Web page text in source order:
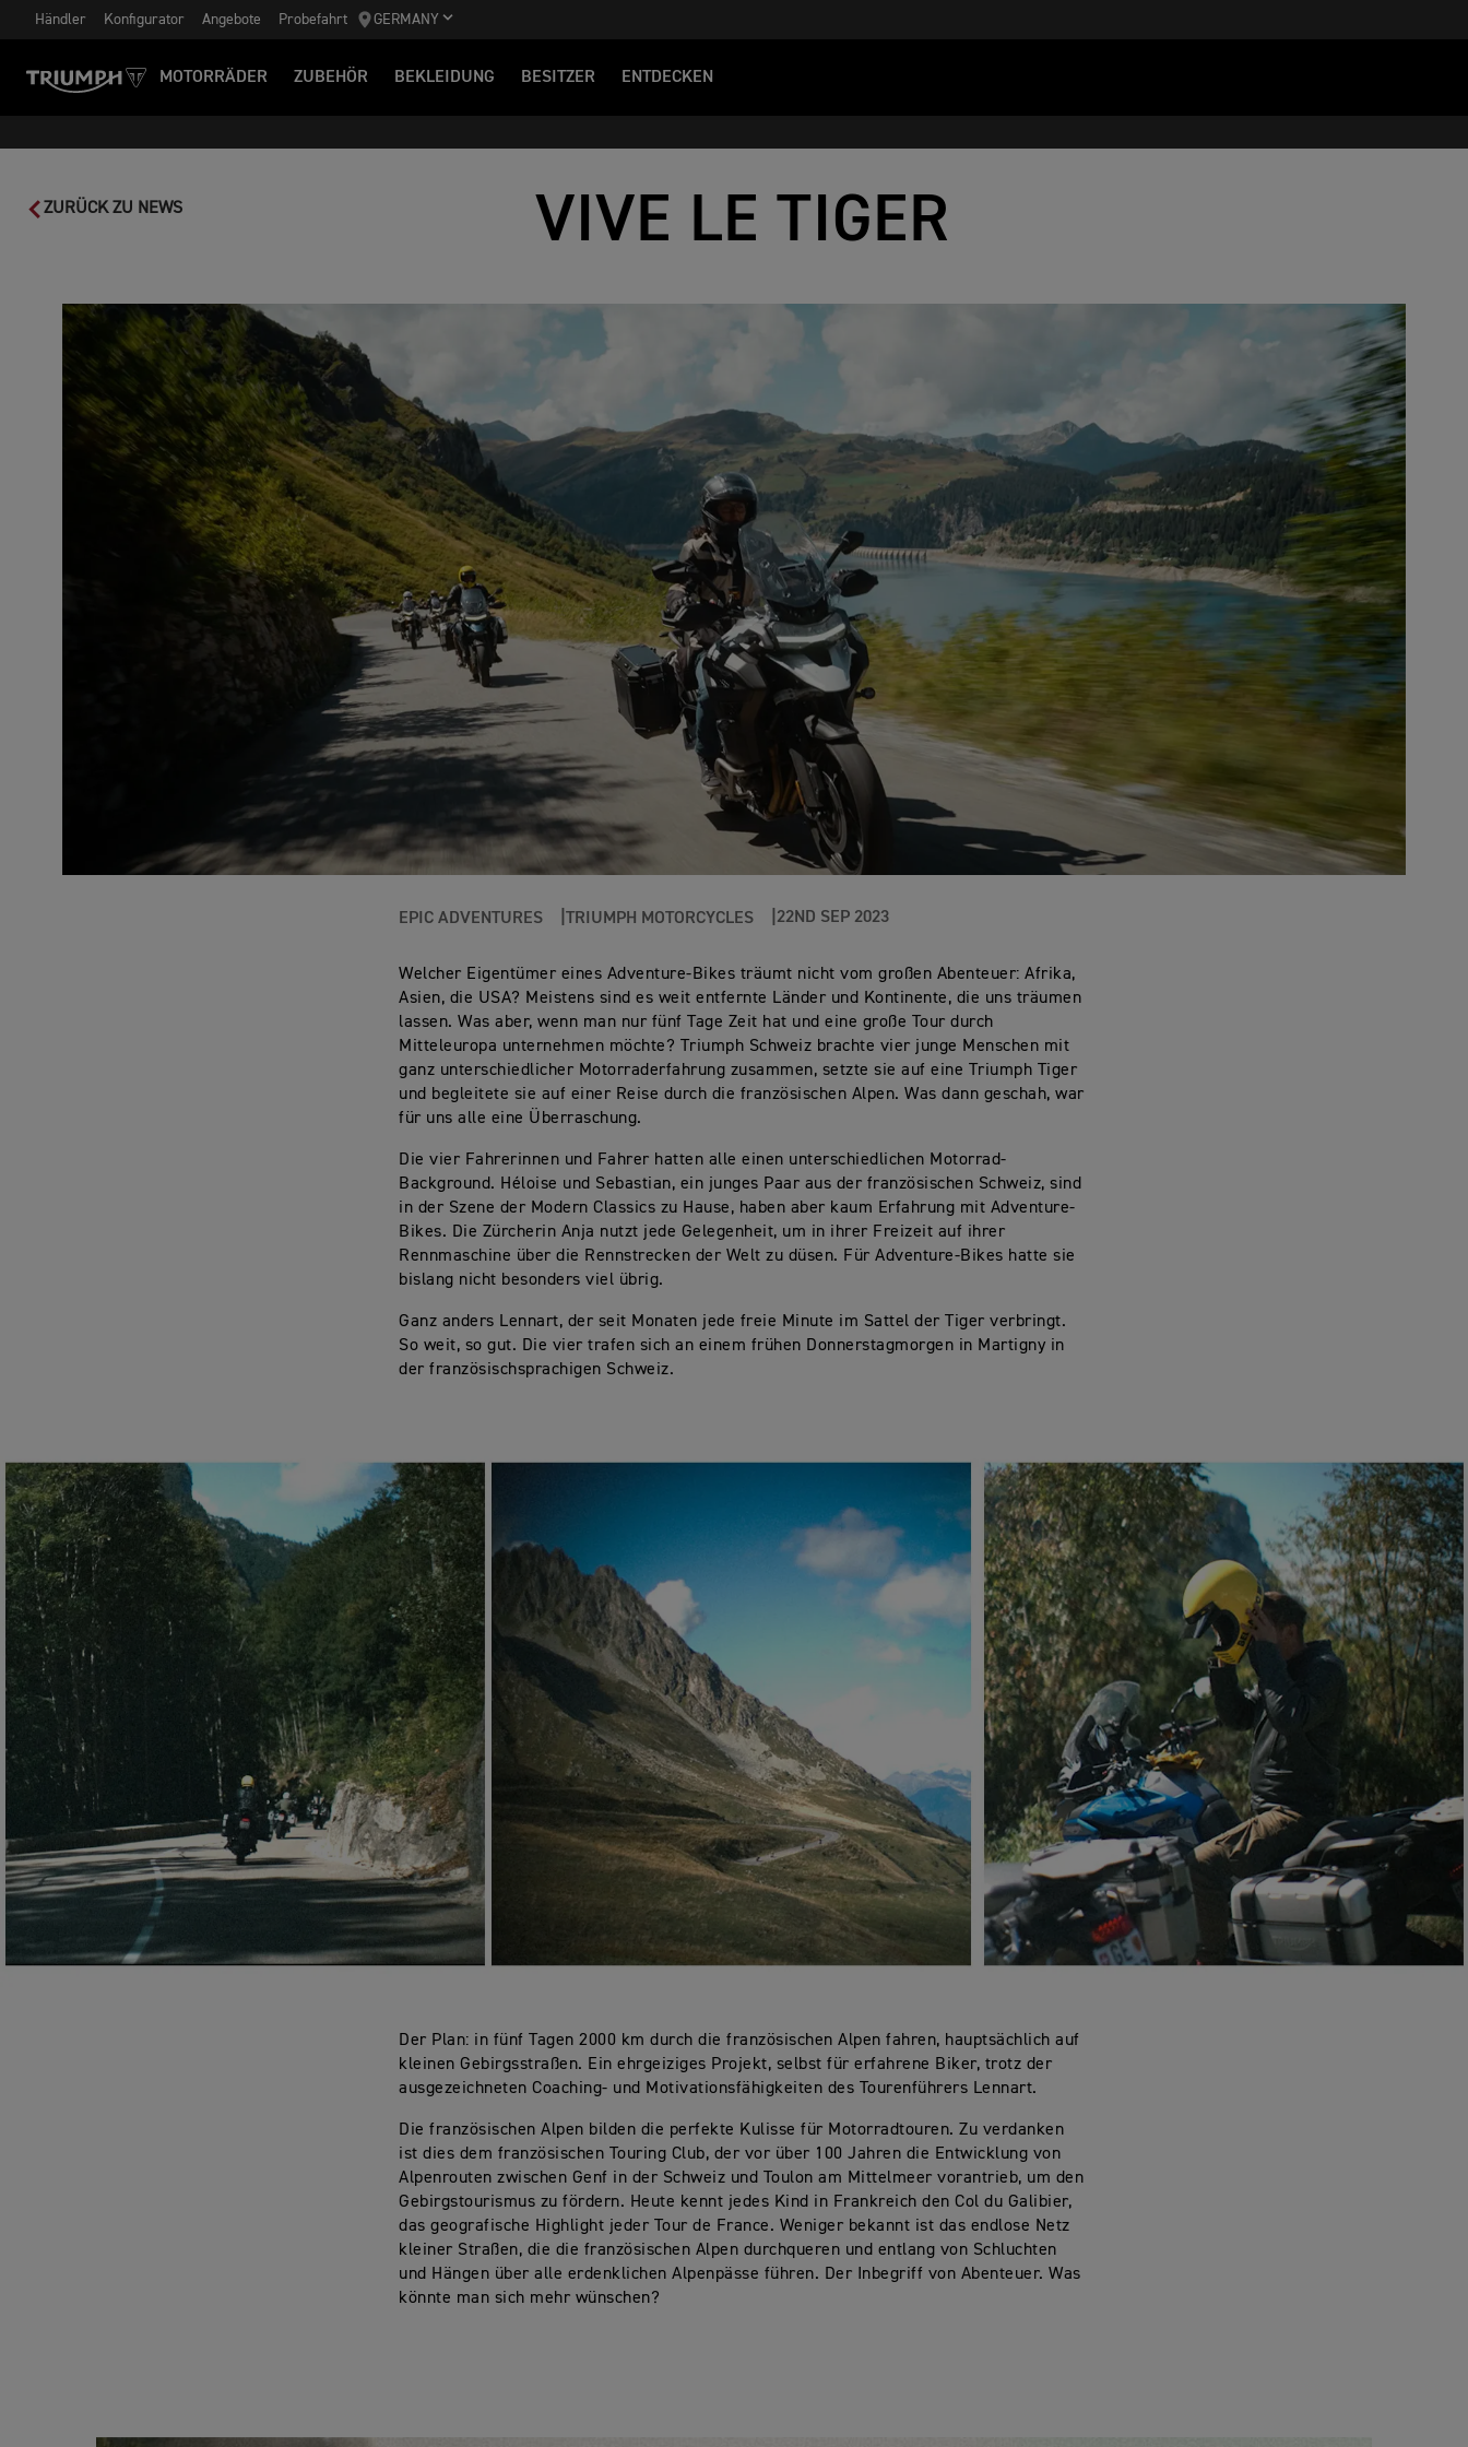
Händler Konfigurator Angebote Probefahrt GERMANY
MOTORRÄDER ZUBEHÖR BEKLEIDUNG BESITZER ENTDECKEN
ZURÜCK ZU NEWS VIVE LE TIGER
EPIC ADVENTURES TRIUMPH MOTORCYCLES 22ND SEP 2023
Welcher Eigentümer eines Adventure-Bikes träumt nicht vom großen Abenteuer: Afrika,
Asien, die USA? Meistens sind es weit entfernte Länder und Kontinente, die uns träumen
lassen. Was aber, wenn man nur fünf Tage Zeit hat und eine große Tour durch
Mitteleuropa unternehmen möchte? Triumph Schweiz brachte vier junge Menschen mit
ganz unterschiedlicher Motorraderfahrung zusammen, setzte sie auf eine Triumph Tiger
und begleitete sie auf einer Reise durch die französischen Alpen. Was dann geschah, war
für uns alle eine Überraschung.
Die vier Fahrerinnen und Fahrer hatten alle einen unterschiedlichen Motorrad-
Background. Héloise und Sebastian, ein junges Paar aus der französischen Schweiz, sind
in der Szene der Modern Classics zu Hause, haben aber kaum Erfahrung mit Adventure-
Bikes. Die Zürcherin Anja nutzt jede Gelegenheit, um in ihrer Freizeit auf ihrer
Rennmaschine über die Rennstrecken der Welt zu düsen. Für Adventure-Bikes hatte sie
bislang nicht besonders viel übrig.
Ganz anders Lennart, der seit Monaten jede freie Minute im Sattel der Tiger verbringt.
So weit, so gut. Die vier trafen sich an einem frühen Donnerstagmorgen in Martigny in
der französischsprachigen Schweiz.
Der Plan: in fünf Tagen 2000 km durch die französischen Alpen fahren, hauptsächlich auf
kleinen Gebirgsstraßen. Ein ehrgeiziges Projekt, selbst für erfahrene Biker, trotz der
ausgezeichneten Coaching- und Motivationsfähigkeiten des Tourenführers Lennart.
Die französischen Alpen bilden die perfekte Kulisse für Motorradtouren. Zu verdanken
ist dies dem französischen Touring Club, der vor über 100 Jahren die Entwicklung von
Alpenrouten zwischen Genf in der Schweiz und Toulon am Mittelmeer vorantrieb, um den
Gebirgstourismus zu fördern. Heute kennt jedes Kind in Frankreich den Col du Galibier,
das geografische Highlight jeder Tour de France. Weniger bekannt ist das endlose Netz
kleiner Straßen, die die französischen Alpen durchqueren und entlang von Schluchten
und Hängen über alle erdenklichen Alpenpässe führen. Der Inbegriff von Abenteuer. Was
könnte man sich mehr wünschen?